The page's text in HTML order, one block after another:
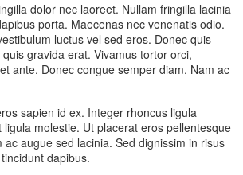
dolor nec laoreet. Nullam fringilla lacinia
porta. Maecenas nec venenatis odio.
luctus vel sed eros. Donec quis
gravida erat. Vivamus tortor orci,
ante. Donec congue semper diam. Nam ac
sapien id ex. Integer rhoncus ligula
molestie. Ut placerat eros pellentesque
augue sed lacinia. Sed dignissim in risus
dapibus.